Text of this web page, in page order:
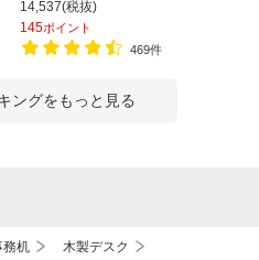
14,537(税抜)
145ポイント
469件
ングをもっと見る
務机 木製デスク